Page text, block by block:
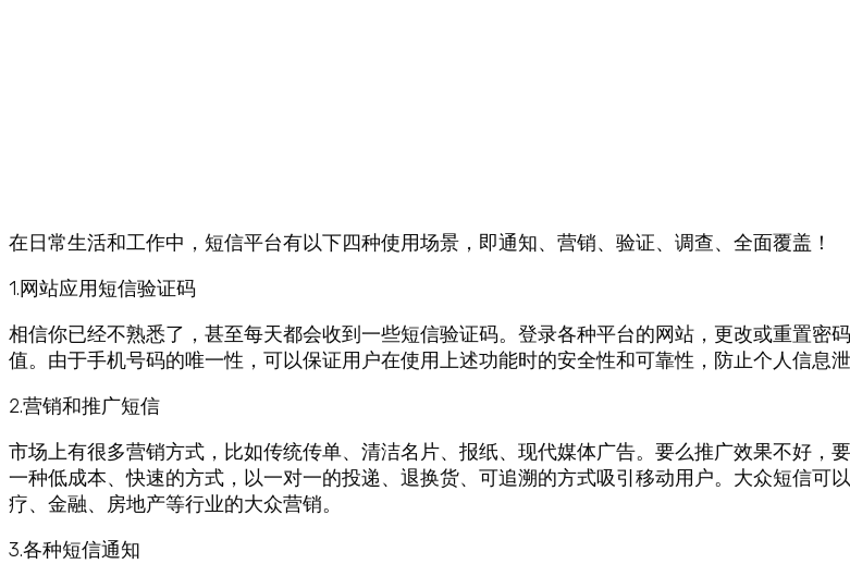
在日常生活和工作中，短信平台有以下四种使用场景，即通知、营销、验证、调查、全面覆盖！
1.网站应用短信验证码
相信你已经不熟悉了，甚至每天都会收到一些短信验证码。登录各种平台的网站，更改或重置密
值。由于手机号码的唯一性，可以保证用户在使用上述功能时的安全性和可靠性，防止个人信息泄
2.营销和推广短信
市场上有很多营销方式，比如传统传单、清洁名片、报纸、现代媒体广告。要么推广效果不好，
一种低成本、快速的方式，以一对一的投递、退换货、可追溯的方式吸引移动用户。大众短信可
疗、金融、房地产等行业的大众营销。
3.各种短信通知